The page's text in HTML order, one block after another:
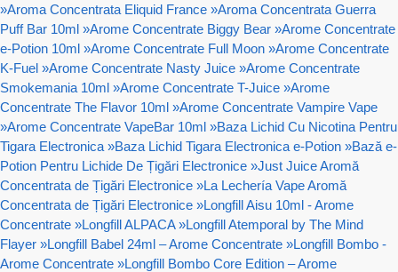
»Aroma Concentrata Eliquid France »Aroma Concentrata Guerra
Puff Bar 10ml »Arome Concentrate Biggy Bear »Arome Concentrate
e-Potion 10ml »Arome Concentrate Full Moon »Arome Concentrate
K-Fuel »Arome Concentrate Nasty Juice »Arome Concentrate
Smokemania 10ml »Arome Concentrate T-Juice »Arome
Concentrate The Flavor 10ml »Arome Concentrate Vampire Vape
»Arome Concentrate VapeBar 10ml »Baza Lichid Cu Nicotina Pentru
Tigara Electronica »Baza Lichid Tigara Electronica e-Potion »Bază e-
Potion Pentru Lichide De Țigări Electronice »Just Juice Aromă
Concentrata de Țigări Electronice »La Lechería Vape Aromă
Concentrata de Țigări Electronice »Longfill Aisu 10ml - Arome
Concentrate »Longfill ALPACA »Longfill Atemporal by The Mind
Flayer »Longfill Babel 24ml – Arome Concentrate »Longfill Bombo -
Arome Concentrate »Longfill Bombo Core Edition – Arome